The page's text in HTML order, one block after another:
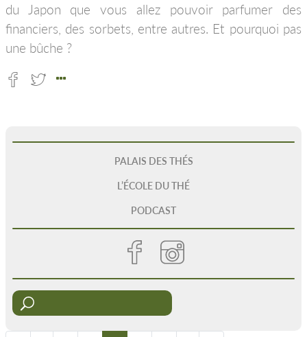
du Japon que vous allez pouvoir parfumer des
financiers, des sorbets, entre autres. Et pourquoi pas
une bûche ?
PALAIS DES THÉS
L’ÉCOLE DU THÉ
PODCAST